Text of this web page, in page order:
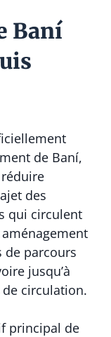
Baní
de Baní,
des
qui circulent
de parcours
jusqu’à
circulation.
principal de